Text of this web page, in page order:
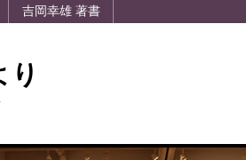
吉岡幸雄 著書
り